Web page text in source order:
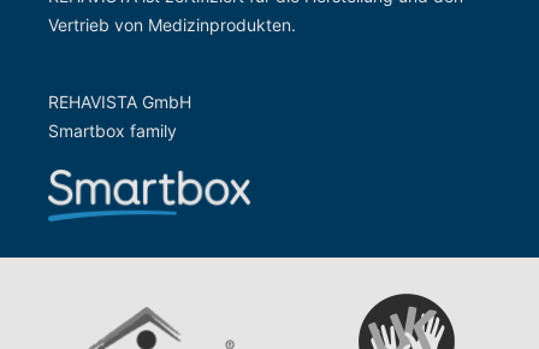
Vertrieb von Medizinprodukten.
REHAVISTA GmbH
Smartbox family